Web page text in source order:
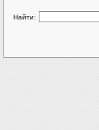
Найти: